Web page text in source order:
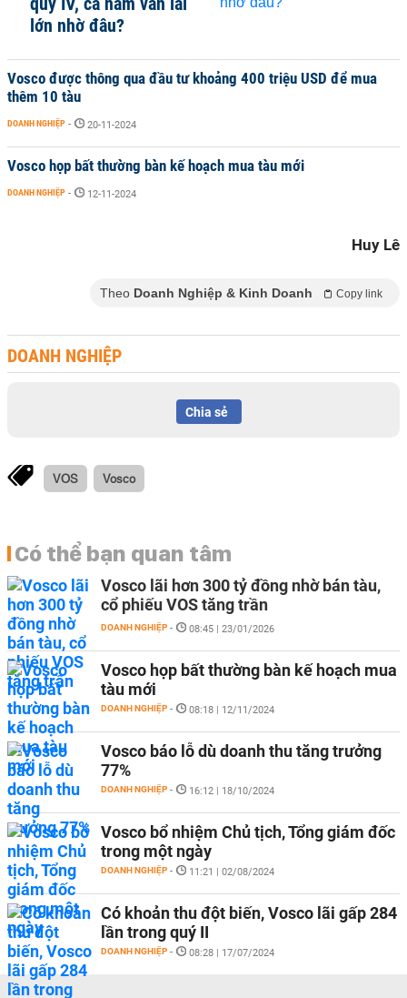
lớn nhờ đâu?
Vosco được thông qua đầu tư khoảng 400 triệu USD để mua
thêm 10 tàu
DOANH NGHIỆP - 20-11-2024
Vosco họp bất thường bàn kế hoạch mua tàu mới
DOANH NGHIỆP - 12-11-2024
Huy Lê
Theo Doanh Nghiệp & Kinh Doanh Copy link
DOANH NGHIỆP
Chia sẻ
VOS Vosco
Có thể bạn quan tâm
Vosco lãi hơn 300 tỷ đồng nhờ bán tàu,
cổ phiếu VOS tăng trần
DOANH NGHIỆP - 08:45 | 23/01/2026
Vosco họp bất thường bàn kế hoạch mua
tàu mới
DOANH NGHIỆP - 08:18 | 12/11/2024
Vosco báo lỗ dù doanh thu tăng trưởng
77%
DOANH NGHIỆP - 16:12 | 18/10/2024
Vosco bổ nhiệm Chủ tịch, Tổng giám đốc
trong một ngày
DOANH NGHIỆP - 11:21 | 02/08/2024
Có khoản thu đột biến, Vosco lãi gấp 284
lần trong quý II
DOANH NGHIỆP - 08:28 | 17/07/2024